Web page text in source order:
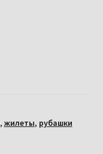
, жилеты, рубашки